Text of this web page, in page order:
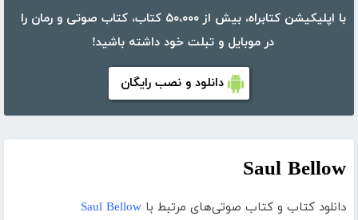
با اپلیکیشن کتابراه، بیش از ۵۰،۰۰۰ کتاب، کتاب صوتی و رمان را
در موبایل و تبلت خود داشته باشید!
دانلود و نصب رایگان
Saul Bellow
دانلود کتاب و کتاب صوتی‌های مرتبط با Saul Bellow